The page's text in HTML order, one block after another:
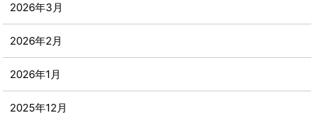
2026年3月
2026年2月
2026年1月
2025年12月